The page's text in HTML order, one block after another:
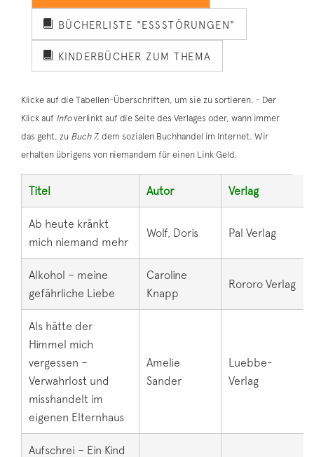
BÜCHERLISTE "ESSSTÖRUNGEN"
KINDERBÜCHER ZUM THEMA
Klicke auf die Tabellen-Überschriften, um sie zu sortieren. - Der
Klick auf Infoverlinkt auf die Seite des Verlages oder, wann immer
das geht, zu Buch 7, dem sozialen Buchhandel im Internet. Wir
erhalten übrigens von niemandem für einen Link Geld.
Titel Autor Verlag
Ab heute kränkt
mich niemand mehr
Wolf, Doris Pal Verlag
Alkohol – meine
gefährliche Liebe
Caroline
Knapp
Rororo Verlag
Als hätte der
Himmel mich
vergessen –
Verwahrlost und
misshandelt im
eigenen Elternhaus
Amelie
Sander
Luebbe-
Verlag
Aufschrei – Ein Kind